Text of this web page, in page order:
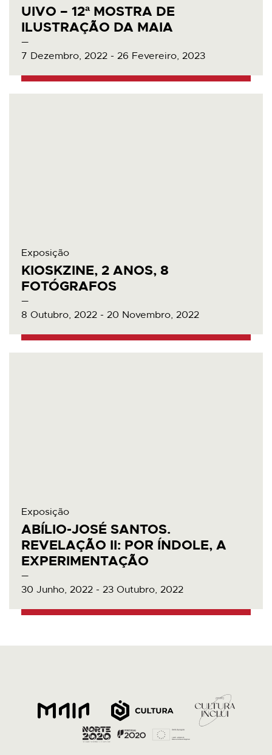
UIVO – 12ª MOSTRA DE
ILUSTRAÇÃO DA MAIA
7 Dezembro, 2022 - 26 Fevereiro, 2023
Exposição
KIOSKZINE, 2 ANOS, 8
FOTÓGRAFOS
8 Outubro, 2022 - 20 Novembro, 2022
Exposição
ABÍLIO-JOSÉ SANTOS.
REVELAÇÃO II: POR ÍNDOLE, A
EXPERIMENTAÇÃO
30 Junho, 2022 - 23 Outubro, 2022